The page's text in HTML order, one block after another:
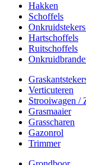
Hakken
Schoffels
Hartschoffels
Ruitschoffels
Verticuteren
Strooiwagen /
Grasmaaier
Grasscharen
Gazonrol
Trimmer